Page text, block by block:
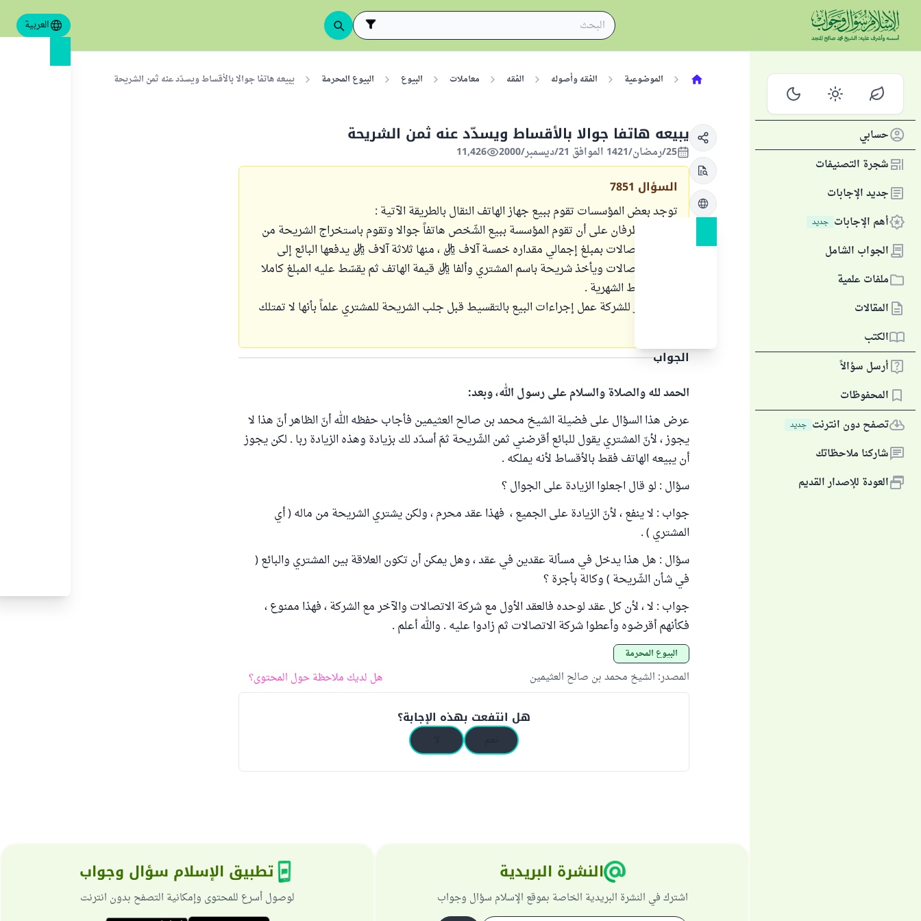
العربية
حسابي
شجرة التصنيفات
جديد الإجابات
أهم الإجابات جديد
الجواب الشامل
ملفات علمية
المقالات
الكتب
أرسل سؤالاً
المحفوظات
تصفح دون انترنت جديد
شاركنا ملاحظاتك
العودة للإصدار القديم
الموضوعية الفقه وأصوله الفقه معاملات البيوع البيوع المحرمة يبيعه هاتفا جوالا بالأقساط ويسدّد عنه ثمن الشريحة
يبيعه هاتفا جوالا بالأقساط ويسدّد عنه ثمن الشريحة
25/رمضان/1421 الموافق 21/ديسمبر/2000 11,426
السؤال 7851
توجد بعض المؤسسات تقوم ببيع جهاز الهاتف النقال بالطريقة الآتية :
يتعاقد الطرفان على أن تقوم المؤسسة ببيع الشّخص هاتفاً جوالا وتقوم باستخراج الشريحة من
شركة الاتصالات بمبلغ إجمالي مقداره خمسة آلاف ريال ، منها ثلاثة آلاف ريال يدفعها البائع إلى
شركة الاتّصالات ويأخذ شريحة باسم المشتري وألفا ريال قيمة الهاتف ثم يقسّط عليه المبلغ كاملا
على أقساط الشهرية .
فهل يجوز للشركة عمل إجراءات البيع بالتقسيط قبل جلب الشريحة للمشتري علماً بأنها لا تمتلك
الجواب
الحمد لله والصلاة والسلام على رسول الله، وبعد:
عرض هذا السؤال على فضيلة الشيخ محمد بن صالح العثيمين فأجاب حفظه الله أنّ الظاهر أنّ هذا لا
يجوز ، لأنّ المشتري يقول للبائع أقرضني ثمن الشّريحة ثمّ أسدّد لك بزيادة وهذه الزيادة ربا . لكن يجوز
أن يبيعه الهاتف فقط بالأقساط لأنه يملكه .
سؤال : لو قال اجعلوا الزيادة على الجوال ؟
جواب : لا ينفع ، لأنّ الزيادة على الجميع ، فهذا عقد محرم ، ولكن يشتري الشريحة من ماله ( أي
المشتري ) .
سؤال : هل هذا يدخل في مسألة عقدين في عقد ، وهل يمكن أن تكون العلاقة بين المشتري والبائع (
في شأن الشّريحة ) وكالة بأجرة ؟
جواب : لا ، لأن كل عقد لوحده فالعقد الأول مع شركة الاتصالات والآخر مع الشركة ، فهذا ممنوع ،
فكأنهم أقرضوه وأعطوا شركة الاتصالات ثم زادوا عليه . والله أعلم .
البيوع المحرمة
المصدر: الشيخ محمد بن صالح العثيمين هل لديك ملاحظة حول المحتوى؟
هل انتفعت بهذه الإجابة؟
النشرة البريدية
اشترك في النشرة البريدية الخاصة بموقع الإسلام سؤال وجواب
تطبيق الإسلام سؤال وجواب
لوصول أسرع للمحتوى وإمكانية التصفح بدون انترنت